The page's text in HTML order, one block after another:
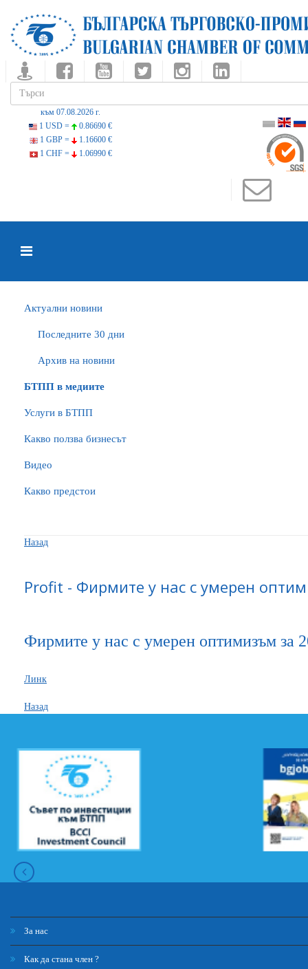
към 07.08.2026 г.
1 USD =
0.86690 €
1 GBP =
1.16600 €
1 CHF =
1.06990 €
Актуални новини
Последните 30 дни
Архив на новини
БTПП в медиите
Услуги в БТПП
Какво ползва бизнесът
Видео
Какво предстои
Назад
Profit - Фирмите у нас с умерен
Фирмите у нас с умерен оптимизъм за
Линк
Назад
За нас
Как да стана член ?